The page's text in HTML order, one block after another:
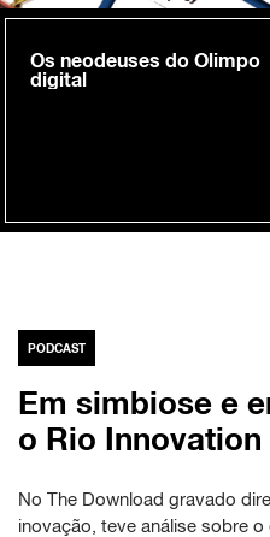
Os neodeuses do Olimpo
digital
PODCAST
Em simbiose e
o Rio Innovation
No The Download gravado
inovação, teve análise sobre o